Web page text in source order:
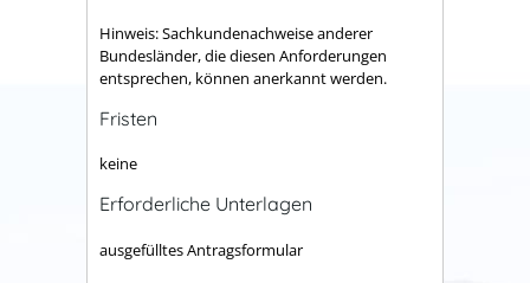
Hinweis:Sachkundenachweise anderer
Bundesländer, die diesen Anforderungen
entsprechen, können anerkannt werden.
Fristen
keine
Erforderliche Unterlagen
ausgefülltes Antragsformular